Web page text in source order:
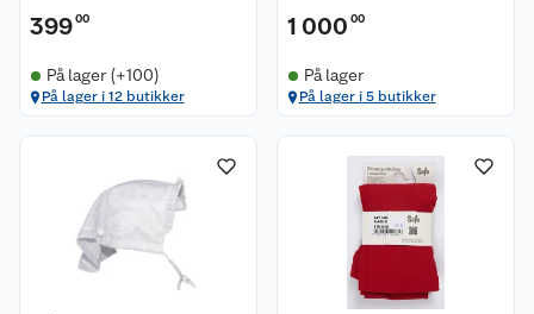
39900
På lager (+100)
På lager i 12 butikker
1 000 00
På lager
På lager i 5 butikker